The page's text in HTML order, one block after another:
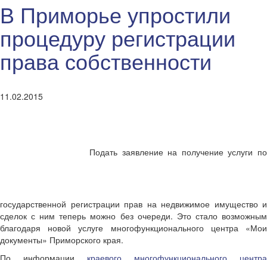
В Приморье упростили
процедуру регистрации
права собственности
11.02.2015
Подать заявление на получение услуги по
государственной регистрации прав на недвижимое имущество и
сделок с ним теперь можно без очереди. Это стало возможным
благодаря новой услуге многофункционального центра «Мои
документы» Приморского края.
По информации краевого многофункционального центра